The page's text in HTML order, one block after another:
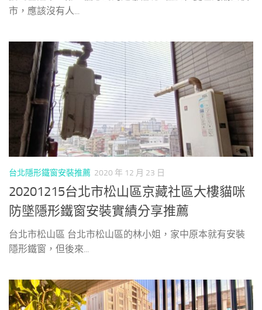
市，應該沒有人...
台北隱形鐵窗安裝推薦 2020 年 12 月 23 日
20201215台北市松山區京藏社區大樓貓咪
防墜隱形鐵窗安裝實績分享推薦
台北市松山區 台北市松山區的林小姐，家中原本就有安裝
隱形鐵窗，但後來...